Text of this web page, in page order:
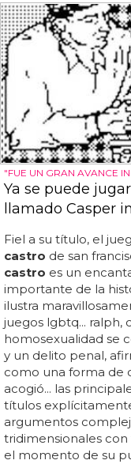
"FUE UN GRAN AVANCE
Ya se puede
llamado Casper
Fiel a su título, el
castro de san
castro es un
importante de la
ilustra
juegos lgbtq... ralph,
homosexualidad se
y un delito penal,
como una forma de
acogió... las
títulos
argumentos
tridimensionales
el momento de su